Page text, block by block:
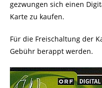
gezwungen sich einen
Karte zu kaufen.
Für die Freischaltung der
Gebühr berappt werden.